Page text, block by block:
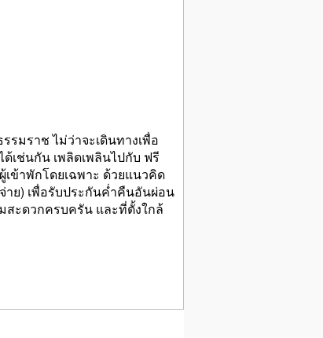
มราช ไม่ว่าจะเดินทางเพื่อ
เช่นกัน เพลิดเพลินไปกับ ฟรี
ข้าพักโดยเฉพาะ ด้วยแนวคิด
าย) เพื่อรับประกันค่ำคืนอันผ่อน
สะดวกครบครัน และที่ตั้งใกล้